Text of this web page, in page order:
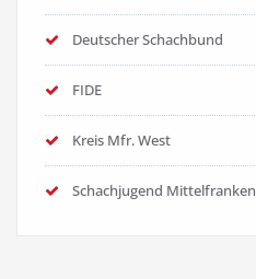
Deutscher Schachbund
FIDE
Kreis Mfr. West
Schachjugend Mittelfranken